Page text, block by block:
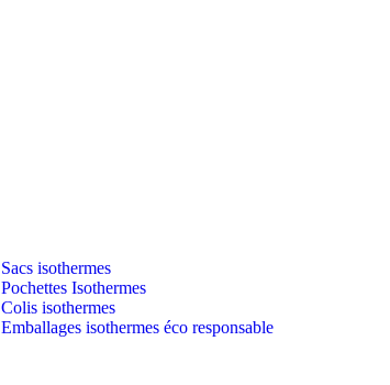
Sacs isothermes
Pochettes Isothermes
Colis isothermes
Emballages isothermes éco responsable